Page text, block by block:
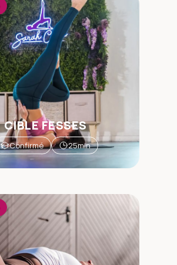
CIBLE FESSES
Confirmé 25min